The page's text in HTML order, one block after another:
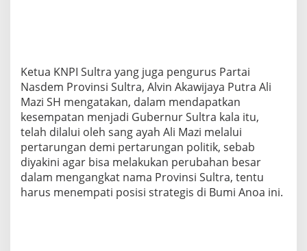
a
M
e
n
g
b
d
i
M
Ketua KNPI Sultra yang juga pengurus Partai
Nasdem Provinsi Sultra, Alvin Akawijaya Putra Ali
Mazi SH mengatakan, dalam mendapatkan
kesempatan menjadi Gubernur Sultra kala itu,
telah dilalui oleh sang ayah Ali Mazi melalui
pertarungan demi pertarungan politik, sebab
diyakini agar bisa melakukan perubahan besar
dalam mengangkat nama Provinsi Sultra, tentu
harus menempati posisi strategis di Bumi Anoa ini.